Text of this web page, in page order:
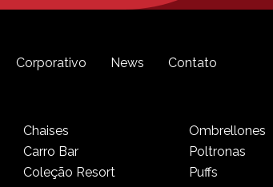
Corporativo News Contato
Chaises
Carro Bar
Coleção Resort
Ombrellones
Poltronas
Puffs